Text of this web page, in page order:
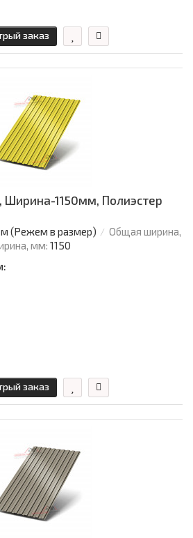
заказ
Ширина-1150мм, Полиэстер
м (Режем в размер)
Общая ширина,
мм: 1150
заказ